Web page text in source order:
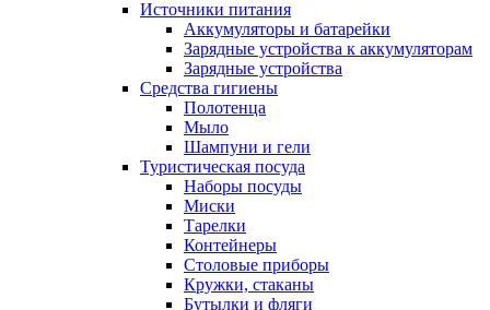
Источники питания
Аккумуляторы и батарейки
Зарядные устройства к аккумуляторам
Зарядные устройства
Средства гигиены
Полотенца
Мыло
Шампуни и гели
Туристическая посуда
Наборы посуды
Миски
Тарелки
Контейнеры
Столовые приборы
Кружки, стаканы
Бутылки и фляги